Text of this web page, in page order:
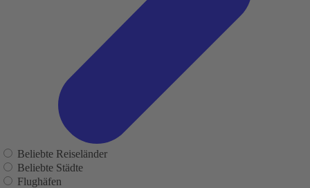
Beliebte Reiseländer
Beliebte Städte
Flughäfen